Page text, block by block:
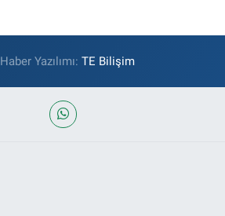
Haber Yazılımı:TE Bilişim